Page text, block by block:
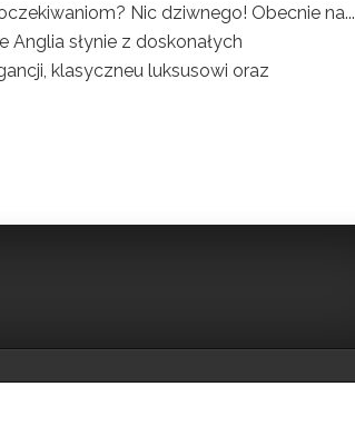
Nic dziwnego! Obecnie na...
słynie z doskonałych
klasyczneu luksusowi oraz